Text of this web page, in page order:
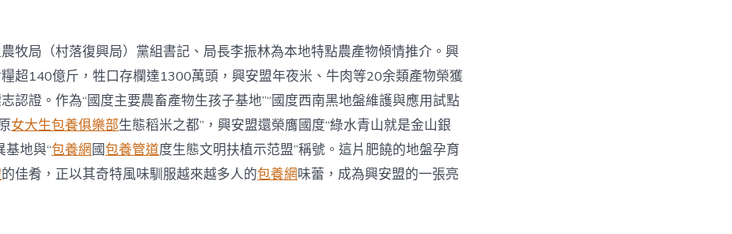
珠”
的
詩
與
遠
方
照
進
實
牧局（村落復興局）黨組書記、局長李振林為本地特點農產物傾情推介。興
超140億斤，牲口存欄達1300萬頭，興安盟年夜米、牛肉等20余類產物榮獲
認證。作為“國度主要農畜產物生孩子基地”“國度西南黑地盤維護與應用試點
女大生包養俱樂部生態稻米之都”，興安盟還榮膺國度“綠水青山就是金山銀
基地與“包養網國包養管道度生態文明扶植示范盟”稱號。這片肥饒的地盤孕育
的佳肴，正以其奇特風味馴服越來越多人的包養網味蕾，成為興安盟的一張亮